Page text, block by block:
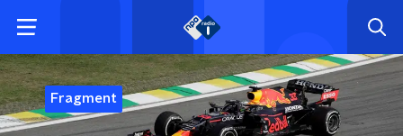
Fragment